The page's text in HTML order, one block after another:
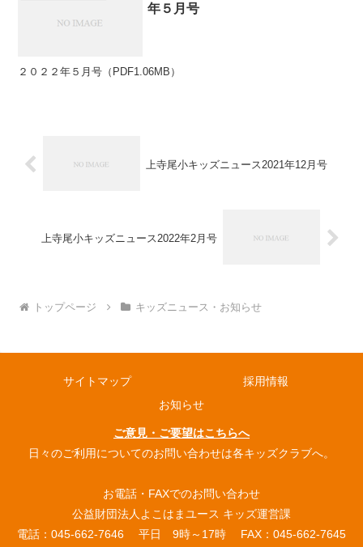
年５月号
２０２２年５月号（PDF1.06MB）
上寺尾小キッズニュース2021年12月号
上寺尾小キッズニュース2022年2月号
トップページ キッズニュース・お知らせ
サイトマップ
採用情報
お知らせ
ご意見・ご要望はこちらへ
日々のご利用についてのお問い合わせは各キッズクラブへ。
お電話・FAXでのお問い合わせ
公益財団法人よこはまユース キッズ運営課
電話：045-662-7646 平日 9時～17時 FAX：045-662-7645